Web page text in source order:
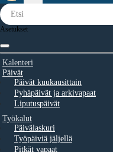
Asetukset
Kalenteri
Päivät
Päivät kuukausittain
Pyhäpäivät ja arkivapaat
Liputuspäivät
Työkalut
Päivälaskuri
Työpäiviä jäljellä
Pitkät vapaat